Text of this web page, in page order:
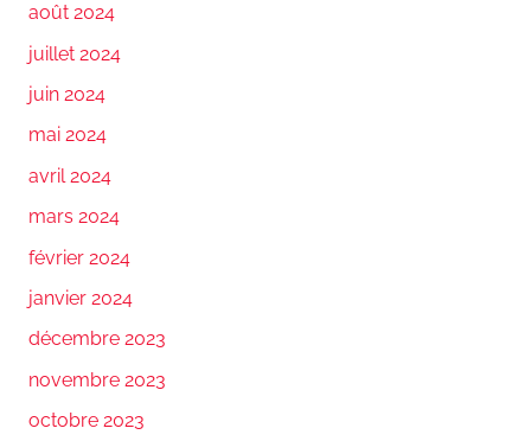
août 2024
juillet 2024
juin 2024
mai 2024
avril 2024
mars 2024
février 2024
janvier 2024
décembre 2023
novembre 2023
octobre 2023